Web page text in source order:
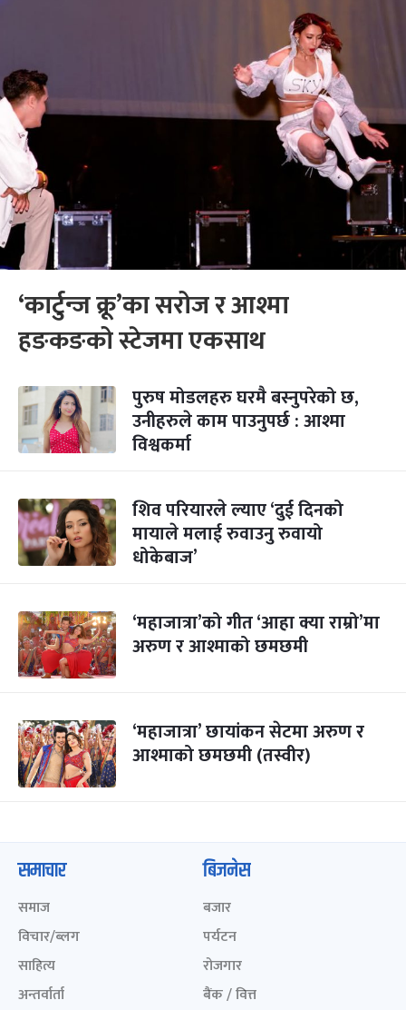
‘कार्टुन्ज क्रू’का सरोज र आश्मा
हङकङको स्टेजमा एकसाथ
पुरुष मोडलहरु घरमै बस्नुपरेको छ,
उनीहरुले काम पाउनुपर्छ : आश्मा
विश्वकर्मा
शिव परियारले ल्याए ‘दुई दिनको
मायाले मलाई रुवाउनु रुवायो
धोकेबाज’
‘महाजात्रा’को गीत ‘आहा क्या राम्रो’मा
अरुण र आश्माको छमछमी
‘महाजात्रा’ छायांकन सेटमा अरुण र
आश्माको छमछमी (तस्वीर)
समाचार
समाज
विचार/ब्लग
साहित्य
अन्तर्वार्ता
बिजनेस
बजार
पर्यटन
रोजगार
बैंक / वित्त